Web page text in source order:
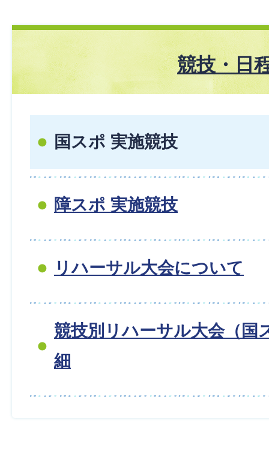
競技・日
国スポ 実施競技
障スポ 実施競技
リハーサル大会について
競技別リハーサル大会（国
細